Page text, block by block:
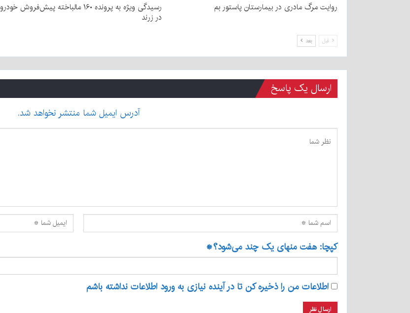
روایت مرگ مادری در بیمارستان پاستور بم
رسیدگی ویژه به پرونده ۱۶۰ مالباخته پیش‌فروش خودرو
در زرند
قبل بعد
ارسال یک پاسخ
آدرس ایمیل شما منتشر نخواهد شد.
کپچا: هفت منهای یک چند می‌شود؟*
اطلاعات من را ذخیره کن تا در آینده نیازی به ورود اطلاعات نداشته باشم